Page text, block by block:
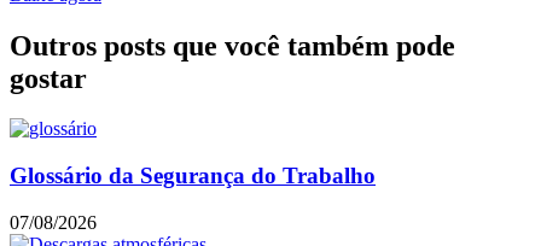
Outros posts que você também pode
gostar
Glossário da Segurança do Trabalho
07/08/2026